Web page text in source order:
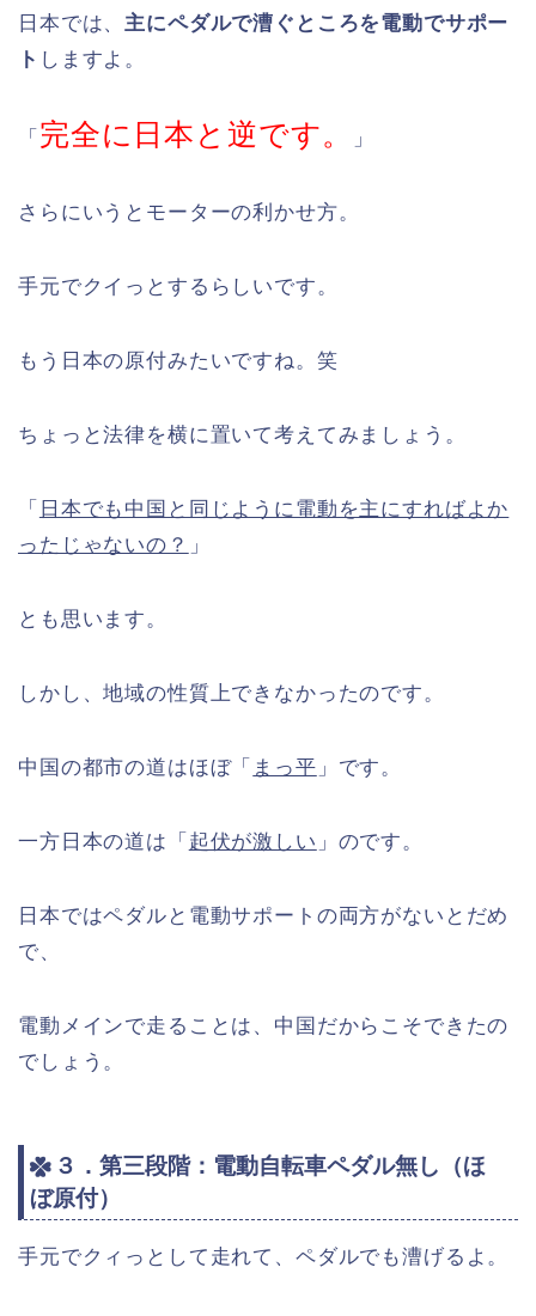
日本では、 主にペダルで漕ぐところを電動でサポー
ト しますよ。
「 完全に日本と逆です。 」
さらにいうとモーターの利かせ方。
手元でクイっとするらしいです。
もう日本の原付みたいですね。笑
ちょっと法律を横に置いて考えてみましょう。
「 日本でも中国と同じように電動を主にすればよか
ったじゃないの？ 」
とも思います。
しかし、地域の性質上できなかったのです。
中国の都市の道はほぼ「 まっ平 」です。
一方日本の道は「 起伏が激しい 」のです。
日本ではペダルと電動サポートの両方がないとだめ
で、
電動メインで走ることは、中国だからこそできたの
でしょう。
３．第三段階：電動自転車ペダル無し（ほ
ぼ原付）
手元でクィっとして走れて、ペダルでも漕げるよ。